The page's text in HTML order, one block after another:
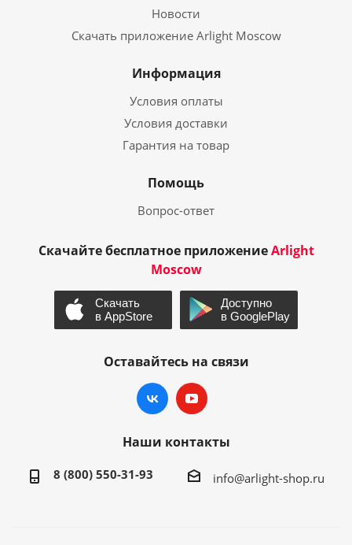
Новости
Скачать приложение Arlight Moscow
Информация
Условия оплаты
Условия доставки
Гарантия на товар
Помощь
Вопрос-ответ
Скачайте бесплатное приложениеArlight
Moscow
Оставайтесь на связи
Наши контакты
8 (800) 550-31-93 info@arlight-shop.ru